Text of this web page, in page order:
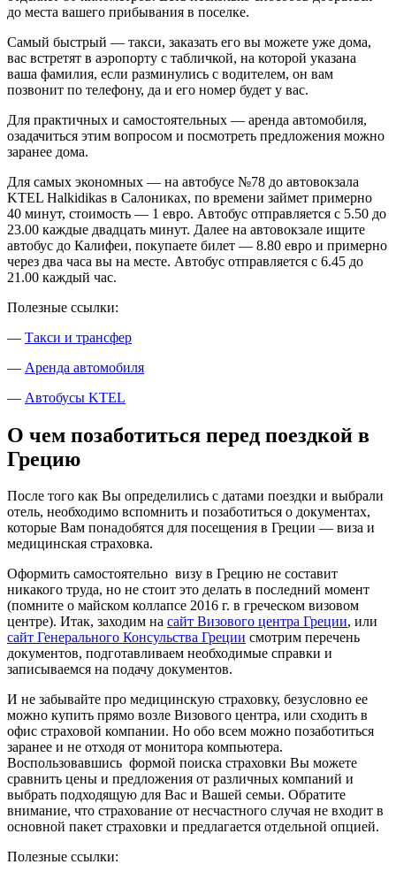
до места вашего прибывания в поселке.
Самый быстрый — такси, заказать его вы можете уже дома,
вас встретят в аэропорту с табличкой, на которой указана
ваша фамилия, если разминулись с водителем, он вам
позвонит по телефону, да и его номер будет у вас.
Для практичных и самостоятельных — аренда автомобиля,
озадачиться этим вопросом и посмотреть предложения можно
заранее дома.
Для самых экономных — на автобусе №78 до автовокзала
KTEL Halkidikas в Салониках, по времени займет примерно
40 минут, стоимость — 1 евро. Автобус отправляется с 5.50 до
23.00 каждые двадцать минут. Далее на автовокзале ищите
автобус до Калифеи, покупаете билет — 8.80 евро и примерно
через два часа вы на месте. Автобус отправляется с 6.45 до
21.00 каждый час.
Полезные ссылки:
— Такси и трансфер
— Аренда автомобиля
— Автобусы KTEL
О чем позаботиться перед поездкой в
Грецию
После того как Вы определились с датами поездки и выбрали
отель, необходимо вспомнить и позаботиться о документах,
которые Вам понадобятся для посещения в Греции — виза и
медицинская страховка.
Оформить самостоятельно визу в Грецию не составит
никакого труда, но не стоит это делать в последний момент
(помните о майском коллапсе 2016 г. в греческом визовом
центре). Итак, заходим на сайт Визового центра Греции, или
сайт Генерального Консульства Греции смотрим перечень
документов, подготавливаем необходимые справки и
записываемся на подачу документов.
И не забывайте про медицинскую страховку, безусловно ее
можно купить прямо возле Визового центра, или сходить в
офис страховой компании. Но обо всем можно позаботиться
заранее и не отходя от монитора компьютера.
Воспользовавшись формой поиска страховки Вы можете
сравнить цены и предложения от различных компаний и
выбрать подходящую для Вас и Вашей семьи. Обратите
внимание, что страхование от несчастного случая не входит в
основной пакет страховки и предлагается отдельной опцией.
Полезные ссылки: